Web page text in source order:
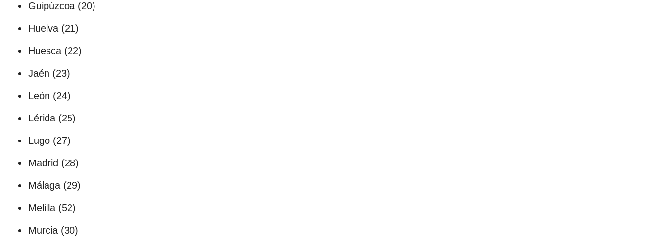
Guipúzcoa (20)
Huelva (21)
Huesca (22)
Jaén (23)
León (24)
Lérida (25)
Lugo (27)
Madrid (28)
Málaga (29)
Melilla (52)
Murcia (30)